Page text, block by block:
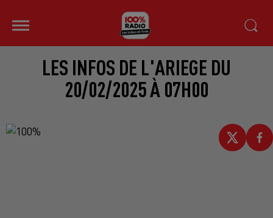
LES INFOS DE L'ARIEGE DU
20/02/2025 À 07H00